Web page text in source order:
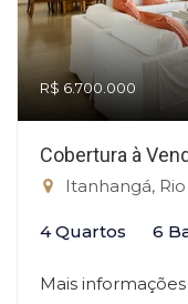
R$ 6.700.000
Cobertura à
Itanhangá,
4 Quartos 6
Mais informações